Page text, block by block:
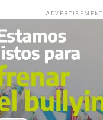
ADVERTISEMENT